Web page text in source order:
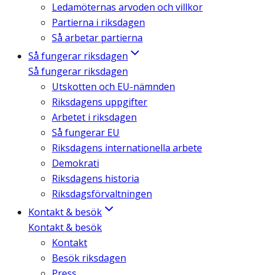
Ledamöternas arvoden och villkor
Partierna i riksdagen
Så arbetar partierna
Så fungerar riksdagen
Så fungerar riksdagen
Utskotten och EU-nämnden
Riksdagens uppgifter
Arbetet i riksdagen
Så fungerar EU
Riksdagens internationella arbete
Demokrati
Riksdagens historia
Riksdagsförvaltningen
Kontakt & besök
Kontakt & besök
Kontakt
Besök riksdagen